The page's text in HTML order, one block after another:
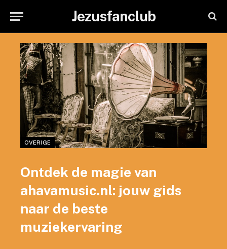
Jezusfanclub
OVERIGE
Ontdek de magie van
ahavamusic.nl: jouw gids
naar de beste
muziekervaring